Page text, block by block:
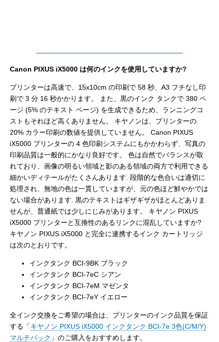
Canon PIXUS iX5000 は何のインクを使用していますか?
プリンターは高速で、15x10cm の印刷で 58 秒、A3 フチなし印
刷で 3 分 16 秒かかります。 また、黒のインク タンクで 380 ペ
ージ (5% のテキスト ページ) を生成できるため、ランニングコ
ストもそれほど高くありません。 キヤノンは、プリンターの
20% カラー印刷の数値を提供していません。 Canon PIXUS
iX5000 プリンターの 4 色印刷システムにもかかわらず、写真の
印刷品質は一般的にかなり良好です。 色は自然でバランスが取
れており、画像の明るい領域と影のある領域の両方で利用できる
細かいディテールがたくさんあります. 段階的な色合いは適切に
処理され、無地の色は一貫していますが、元の色ほど鮮やかでは
ない場合があります. 黒のテキストはギザギザがほとんどありま
せんが、普通紙では少しにじみがあります。 キヤノン PIXUS
iX5000 プリンターと互換性のあるリンクに混乱していますか?
キヤノン PIXUS iX5000 と完全に連携するインク カートリッジ
は次のとおりです。
インクタンク BCI-9BK ブラック
インクタンク BCI-7eC シアン
インクタンク BCI-7eM マゼンタ
インクタンク BCI-7eY イエロー
全インク交換をご希望の場合は、プリンターのインク品質を保証
する「キヤノン PIXUS iX5000 インクタンク BCI-7e 3色(C/M/Y)
マルチパック 」のご購入をおすすめします。